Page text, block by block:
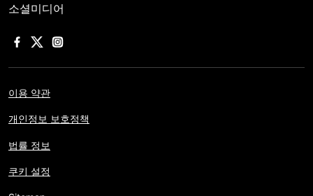
소셜미디어
이용 약관
개인정보 보호정책
법률 정보
쿠키 설정